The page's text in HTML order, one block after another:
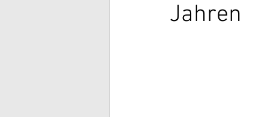
Jahren